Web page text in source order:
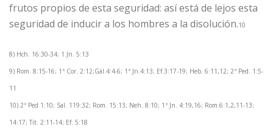
frutos propios de esta seguridad: así está de lejos esta
seguridad de inducir a los hombres a la disolución.10
8) Hch. 16:30-34; 1 Jn. 5:13
9) Rom. 8:15-16; 1ª Cor. 2:12;Gál.4:4-6; 1ª Jn.4:13; Ef.3:17-19; Heb. 6:11,12; 2ª Ped. 1:5-
11
10) 2ª Ped 1:10; Sal. 119:32; Rom. 15:13; Neh. 8:10; 1ª Jn. 4:19,16; Rom.6:1,2,11-13;
14:17; Tit. 2:11-14; Ef. 5:18